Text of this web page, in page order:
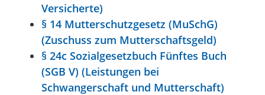
Versicherte)
§ 14 Mutterschutzgesetz (MuSchG)
(Zuschuss zum Mutterschaftsgeld)
§ 24c Sozialgesetzbuch Fünftes Buch
(SGB V) (Leistungen bei
Schwangerschaft und Mutterschaft)